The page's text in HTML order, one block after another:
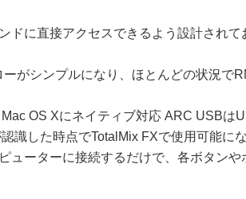
に直接アクセスできるよう設計されて
がシンプルになり、ほとんどの状況で
OS Xにネイティブ対応 ARC USB
識した時点でTotalMix FXで使用可能
ューターに接続するだけで、各ボタン